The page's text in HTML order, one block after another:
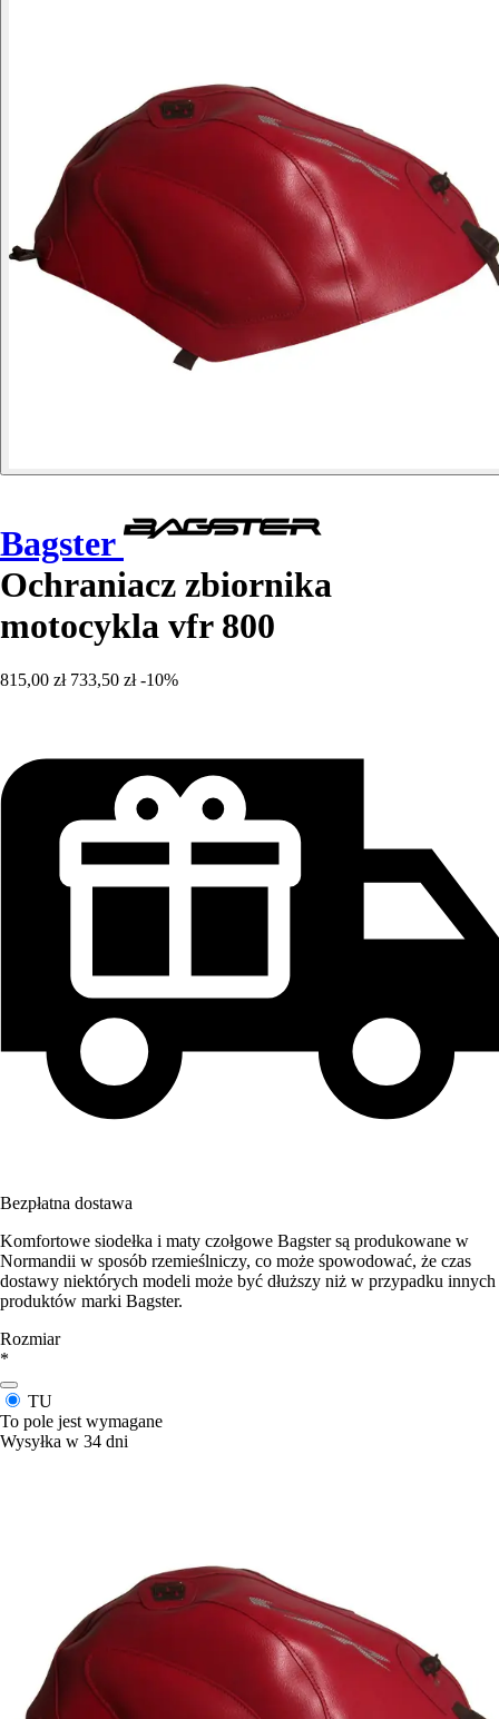
Bagster
Ochraniacz zbiornika
motocykla vfr 800
815,00 zł 733,50 zł -10%
Bezpłatna dostawa
Komfortowe siodełka i maty czołgowe Bagster są produkowane w
Normandii w sposób rzemieślniczy, co może spowodować, że czas
dostawy niektórych modeli może być dłuższy niż w przypadku innych
produktów marki Bagster.
Rozmiar
*
TU
To pole jest wymagane
Wysyłka w 34 dni